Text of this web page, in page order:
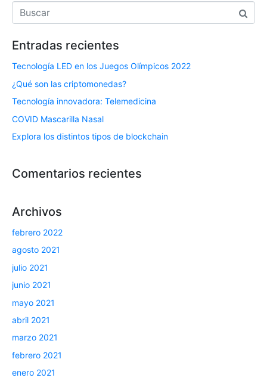
Entradas recientes
Tecnología LED en los Juegos Olímpicos 2022
¿Qué son las criptomonedas?
Tecnología innovadora: Telemedicina
COVID Mascarilla Nasal
Explora los distintos tipos de blockchain
Comentarios recientes
Archivos
febrero 2022
agosto 2021
julio 2021
junio 2021
mayo 2021
abril 2021
marzo 2021
febrero 2021
enero 2021